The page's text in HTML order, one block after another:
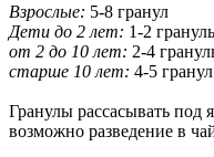
Взрослые: 5-8 гранул
Дети до 2 лет: 1-2
от 2 до 10 лет: 2-4
старше 10 лет: 4-5 гранул
Гранулы рассасывать под
возможно разведение в